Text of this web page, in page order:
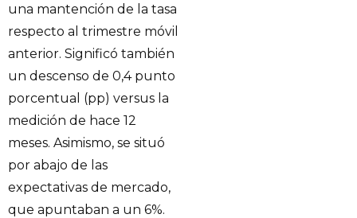
una mantención de la tasa
respecto al trimestre móvil
anterior. Significó también
un descenso de 0,4 punto
porcentual (pp) versus la
medición de hace 12
meses. Asimismo, se situó
por abajo de las
expectativas de mercado,
que apuntaban a un 6%.